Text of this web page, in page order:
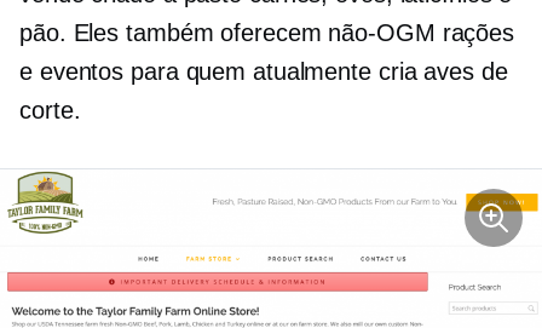
pão. Eles também oferecem não-OGM rações
e eventos para quem atualmente cria aves de
corte.